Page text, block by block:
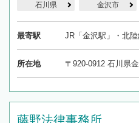
石川県 金沢市
最寄駅 JR「金沢駅」・北
所在地 〒920-0912 石川県
藤野法律事務所